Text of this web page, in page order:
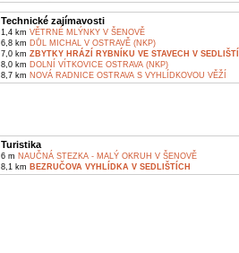
Technické zajímavosti
1,4 km VĚTRNÉ MLÝNKY V ŠENOVĚ
6,8 km DŮL MICHAL V OSTRAVĚ (NKP)
7,0 km ZBYTKY HRÁZÍ RYBNÍKU VE STAVECH V
8,0 km DOLNÍ VÍTKOVICE OSTRAVA (NKP)
8,7 km NOVÁ RADNICE OSTRAVA S VYHLÍDKOVOU VĚŽÍ
Turistika
6 m NAUČNÁ STEZKA - MALÝ OKRUH V ŠENOVĚ
8,1 km BEZRUČOVA VYHLÍDKA V SEDLIŠTÍCH